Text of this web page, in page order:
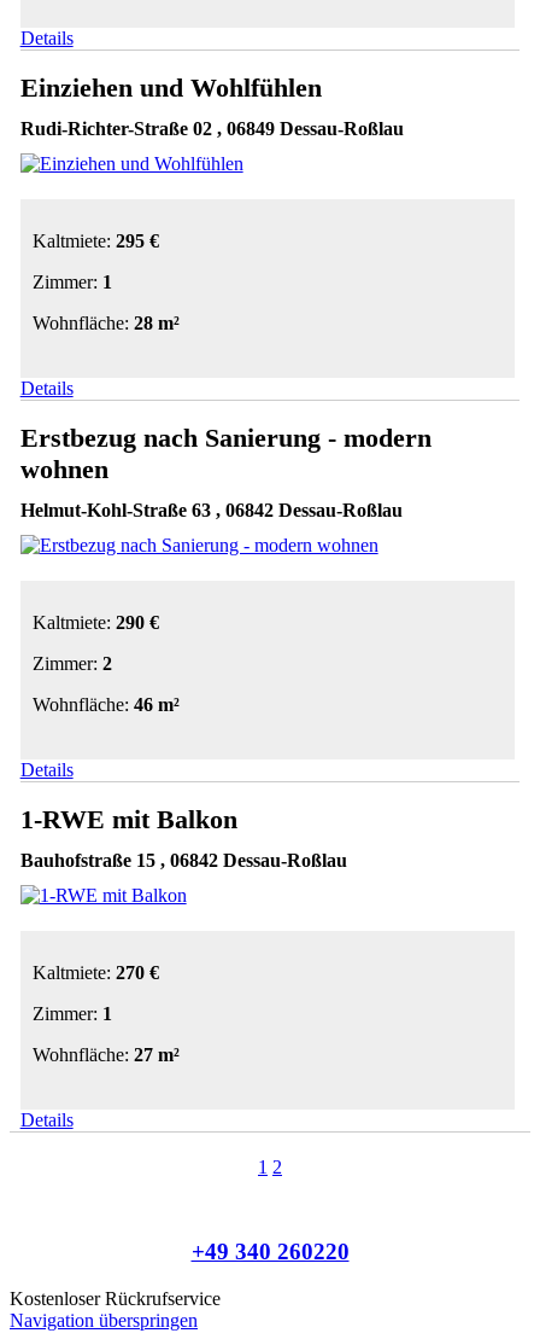
Details
Einziehen und Wohlfühlen
Rudi-Richter-Straße 02 , 06849 Dessau-Roßlau
Kaltmiete: 295 €
Zimmer: 1
Wohnfläche: 28 m²
Details
Erstbezug nach Sanierung - modern
wohnen
Helmut-Kohl-Straße 63 , 06842 Dessau-Roßlau
Kaltmiete: 290 €
Zimmer: 2
Wohnfläche: 46 m²
Details
1-RWE mit Balkon
Bauhofstraße 15 , 06842 Dessau-Roßlau
Kaltmiete: 270 €
Zimmer: 1
Wohnfläche: 27 m²
Details
1 2
+49 340 260220
Kostenloser Rückrufservice
Navigation überspringen